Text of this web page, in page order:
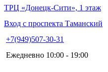
ТРЦ «Донецк-Сити», 1 этаж
Вход с проспекта Таманский
+7(949)507-30-31
Ежедневно 10:00 - 19:00